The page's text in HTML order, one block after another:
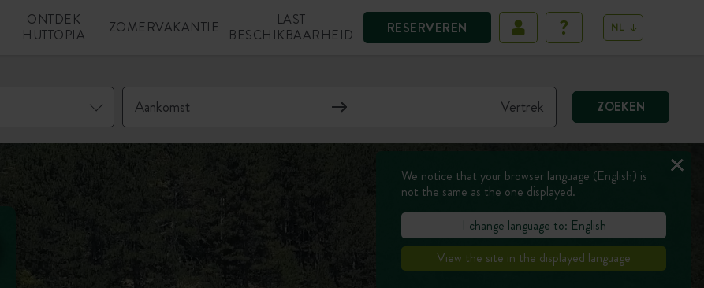
RESERVEREN
ONTDEK
HUTTOPIA
ZOMERVAKANTIE
LAST
BESCHIKBAARHEID
NL
ZOEKEN
We notice that your browser language (English) is
not the same as the one displayed.
I change language to: English
View the site in the displayed language